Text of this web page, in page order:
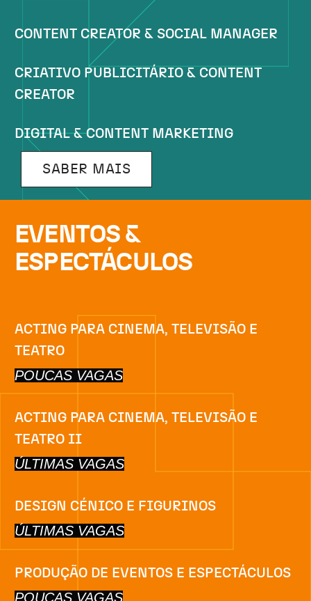
CONTENT CREATOR & SOCIAL MANAGER
CRIATIVO PUBLICITÁRIO & CONTENT
CREATOR
DIGITAL & CONTENT MARKETING
SABER MAIS
EVENTOS &
ESPECTÁCULOS
ACTING PARA CINEMA, TELEVISÃO E
TEATRO
POUCAS VAGAS
ACTING PARA CINEMA, TELEVISÃO E
TEATRO II
ÚLTIMAS VAGAS
DESIGN CÉNICO E FIGURINOS
ÚLTIMAS VAGAS
PRODUÇÃO DE EVENTOS E ESPECTÁCULOS
POUCAS VAGAS